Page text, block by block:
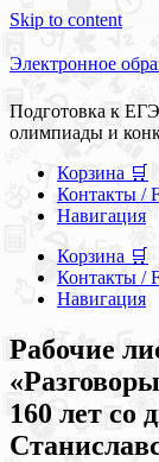
Skip to content
Электронное
Подготовка к
олимпиады и
Корзина 🛒
Контакты /
Навигация
Корзина 🛒
Контакты /
Навигация
Рабочие
160 лет со